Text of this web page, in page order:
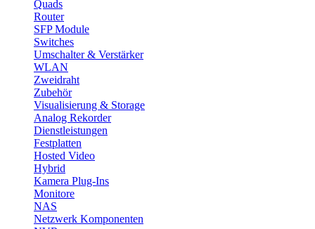
Quads
Router
SFP Module
Switches
Umschalter & Verstärker
WLAN
Zweidraht
Zubehör
Visualisierung & Storage
Analog Rekorder
Dienstleistungen
Festplatten
Hosted Video
Hybrid
Kamera Plug-Ins
Monitore
NAS
Netzwerk Komponenten